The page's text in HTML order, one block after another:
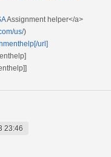
Assignment helper</a>
us/)
url]
23:46